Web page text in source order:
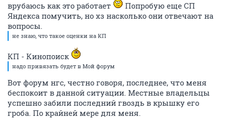
врубаюсь как это работает
Попробую еще СП
Яндекса помучить, но хз насколько они отвечают на
вопросы.
не знаю, что такое оценки на КП
КП - Кинопоиск
надо привязать будет в Мой форум
Вот форум нгс, честно говоря, последнее, что меня
беспокоит в данной ситуации. Местные владельцы
успешно забили последний гвоздь в крышку его
гроба. По крайней мере для меня.